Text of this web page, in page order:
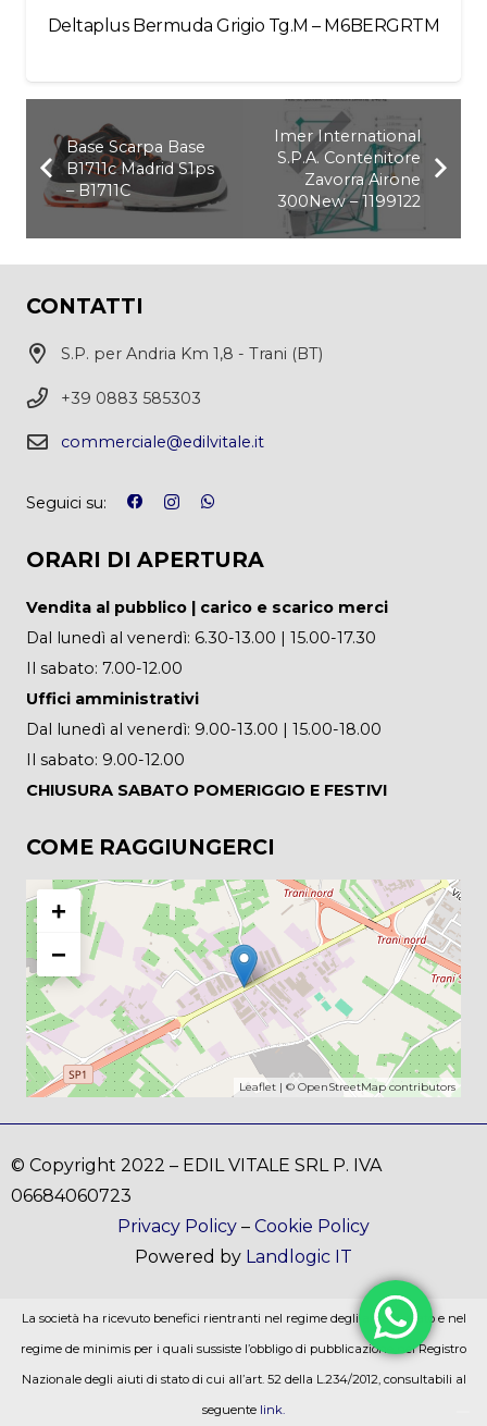
Deltaplus Bermuda Grigio Tg.M – M6BERGRTM
Base Scarpa Base
B1711c Madrid S1ps
– B1711C
Imer International
S.P.A. Contenitore
Zavorra Airone
300New – 1199122
CONTATTI
S.P. per Andria Km 1,8 - Trani (BT)
+39 0883 585303
commerciale@edilvitale.it
Seguici su:
ORARI DI APERTURA
Vendita al pubblico | carico e scarico merci
Dal lunedì al venerdì: 6.30-13.00 | 15.00-17.30
Il sabato: 7.00-12.00
Uffici amministrativi
Dal lunedì al venerdì: 9.00-13.00 | 15.00-18.00
Il sabato: 9.00-12.00
CHIUSURA SABATO POMERIGGIO E FESTIVI
COME RAGGIUNGERCI
+
−
Leaflet | © OpenStreetMapcontributors
© Copyright 2022 – EDIL VITALE SRL P. IVA
06684060723
Privacy Policy – Cookie Policy
Powered by Landlogic IT
La società ha ricevuto benefici rientranti nel regime degli aiuti di stato e nel
regime de minimis per i quali sussiste l’obbligo di pubblicazione nel Registro
Nazionale degli aiuti di stato di cui all’art. 52 della L.234/2012, consultabili al
seguente link.